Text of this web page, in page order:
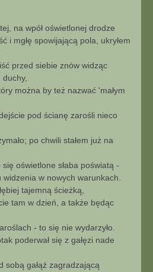
na wpół oświetlonej drodze
i mgłę spowijającą pola, ukryłem
przed siebie znów widząc
można by też nazwać 'małym
pod ścianę zarośli nieco
po chwili stałem już na
się oświetlone słaba poświatą -
widzenia w nowych warunkach.
tajemną ścieżką,
tam w dzień, a także będąc
- to się nie wydarzyło.
poderwał się z gałęzi nade
sobą gałąź zagradzającą